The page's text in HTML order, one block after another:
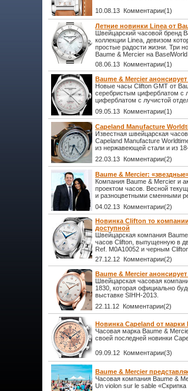
10.08.13 Комментарии(1)
Летние новинки Linea от
Швейцарский часовой бренд
коллекции Linea, девизом
простые радости жизни. Три
Baume & Mercier на BaselWorld
08.06.13 Комментарии(1)
Baume & Mercier
Новые часы Clifton GMT от
серебристым циферблатом с
циферблатом с лучистой
09.05.13 Комментарии(1)
Capeland Manufacture
Известная швейцарская
Capeland Manufacture
из нержавеющей стали и из 18-
22.03.13 Комментарии(2)
Baume & Mercier:
Компания Baume & Mercier и
проектом часов. Весной
и разноцветными сменными
04.02.13 Комментарии(2)
Новинка Clifton то
доступной
Швейцарская компания
часов Clifton, выпущенную в
Ref. M0A10052 и черным
27.12.12 Комментарии(2)
Baume & Mercier
Швейцарская часовая
1830, которая официально
выставке SIHH-2013.
22.11.12 Комментарии(2)
Новинка Capeland от марки
Часовая марка Baume &
своей последней новинки
09.09.12 Комментарии(3)
Baume & Mercier
Часовая компания Baume &
Un violon sur le sable «Скрипка